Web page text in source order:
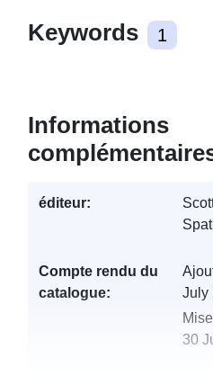
Keywords 1
Informations
éditeur:
Compte rendu du
catalogue:
July
30